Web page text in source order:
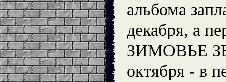
альбома
декабря, а
ЗИМОВЬЕ
октября - в